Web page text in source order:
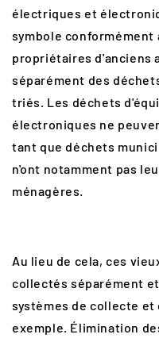
électriques et
symbole conformément
propriétaires d'anciens
séparément des
triés. Les déchets
électroniques ne
tant que déchets
n'ont notamment pas
ménagères.
Au lieu de cela, ces
collectés séparément
systèmes de collecte et
exemple. Élimination